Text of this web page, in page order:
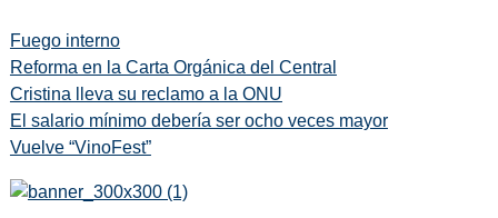
Fuego interno
Reforma en la Carta Orgánica del Central
Cristina lleva su reclamo a la ONU
El salario mínimo debería ser ocho veces mayor
Vuelve “VinoFest”